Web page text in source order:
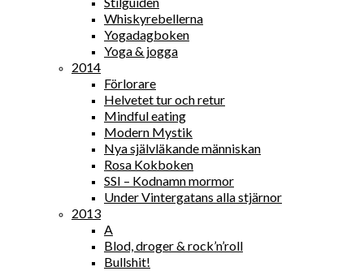
Whiskyrebellerna
Yogadagboken
Yoga & jogga
2014
Förlorare
Helvetet tur och retur
Mindful eating
Modern Mystik
Nya självläkande människan
Rosa Kokboken
SSI – Kodnamn mormor
Under Vintergatans alla stjärnor
2013
A
Blod, droger & rock’n’roll
Bullshit!